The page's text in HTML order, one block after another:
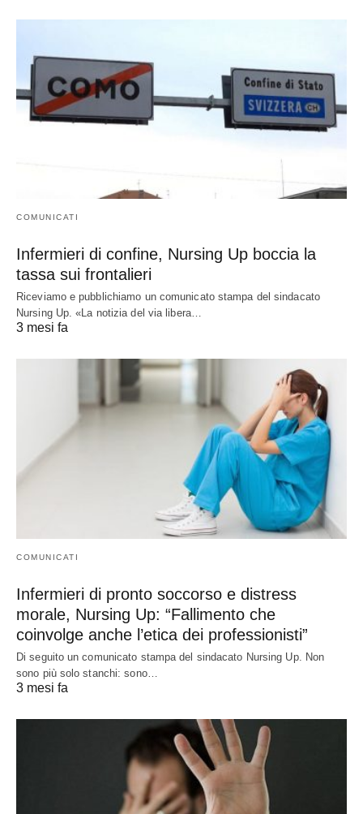
COMUNICATI
Infermieri di confine, Nursing Up boccia la
tassa sui frontalieri
Riceviamo e pubblichiamo un comunicato stampa del sindacato
Nursing Up. «La notizia del via libera…
3 mesi fa
COMUNICATI
Infermieri di pronto soccorso e distress
morale, Nursing Up: “Fallimento che
coinvolge anche l’etica dei professionisti”
Di seguito un comunicato stampa del sindacato Nursing Up. Non
sono più solo stanchi: sono…
3 mesi fa